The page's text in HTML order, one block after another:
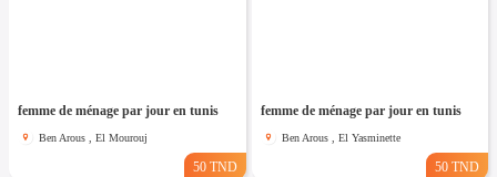
femme de ménage par jour en tunis
Ben Arous , El Mourouj
50 TND
femme de ménage par jour en tunis
Ben Arous , El Yasminette
50 TND